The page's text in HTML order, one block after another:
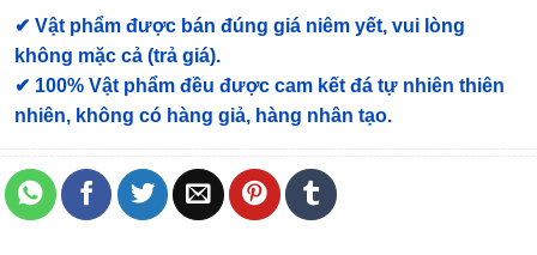
✔ Vật phẩm được bán đúng giá niêm yết, vui lòng
không mặc cả (trả giá).
✔ 100% Vật phẩm đều được cam kết đá tự nhiên thiên
nhiên, không có hàng giả, hàng nhân tạo.